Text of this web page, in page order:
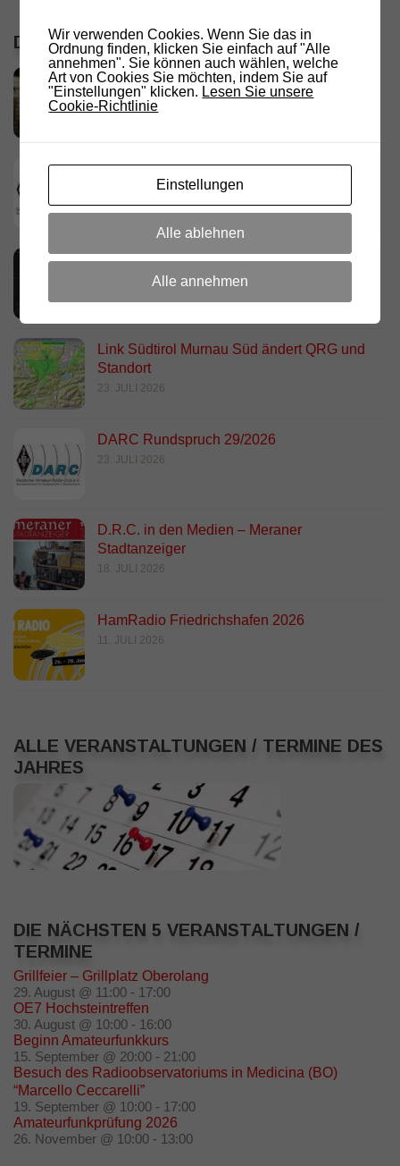
DIE LETZTEN ARTIKEL
RADIO DARC – Stromausfall und
Funkamateure
2. AUGUST 2026
Deutschland Rundspruch 30/2026
2. AUGUST 2026
Neues dashboard für APRS Digi
28. JULI 2026
Link Südtirol Murnau Süd ändert QRG und
Standort
23. JULI 2026
DARC Rundspruch 29/2026
23. JULI 2026
D.R.C. in den Medien – Meraner
Stadtanzeiger
18. JULI 2026
HamRadio Friedrichshafen 2026
11. JULI 2026
ALLE VERANSTALTUNGEN / TERMINE DES
JAHRES
DIE NÄCHSTEN 5 VERANSTALTUNGEN /
TERMINE
Grillfeier – Grillplatz Oberolang
29. August @ 11:00 - 17:00
OE7 Hochsteintreffen
30. August @ 10:00 - 16:00
Beginn Amateurfunkkurs
15. September @ 20:00 - 21:00
Besuch des Radioobservatoriums in Medicina (BO)
“Marcello Ceccarelli”
19. September @ 10:00 - 17:00
Amateurfunkprüfung 2026
26. November @ 10:00 - 13:00
Wir verwenden Cookies. Wenn Sie das in
Ordnung finden, klicken Sie einfach auf "Alle
annehmen". Sie können auch wählen, welche
Art von Cookies Sie möchten, indem Sie auf
"Einstellungen" klicken. Lesen Sie unsere
Cookie-Richtlinie
Einstellungen
Alle ablehnen
Alle annehmen